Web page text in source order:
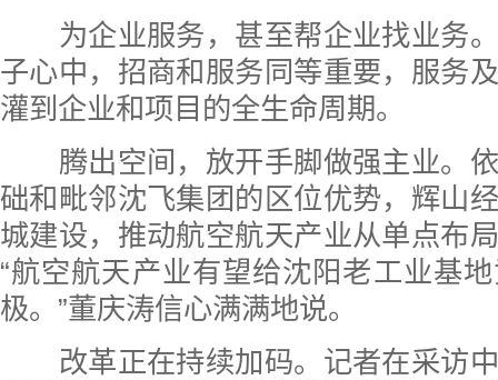
为企业服务，甚至帮企业找业务。
子心中，招商和服务同等重要，服务
灌到企业和项目的全生命周期。
腾出空间，放开手脚做强主业。依
础和毗邻沈飞集团的区位优势，辉山
城建设，推动航空航天产业从单点布
“航空航天产业有望给沈阳老工业基
极。”董庆涛信心满满地说。
改革正在持续加码。记者在采访中